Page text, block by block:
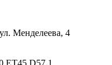
Менделеева, 4